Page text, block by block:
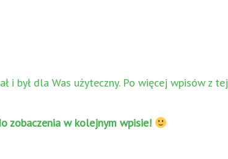
i był dla Was użyteczny. Po więcej wpisów z tej
zobaczenia w kolejnym wpisie!